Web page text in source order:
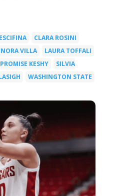
CLARA ROSINI
VILLA LAURA TOFFALI
PROMISE KESHY
SILVIA
WASHINGTON STATE